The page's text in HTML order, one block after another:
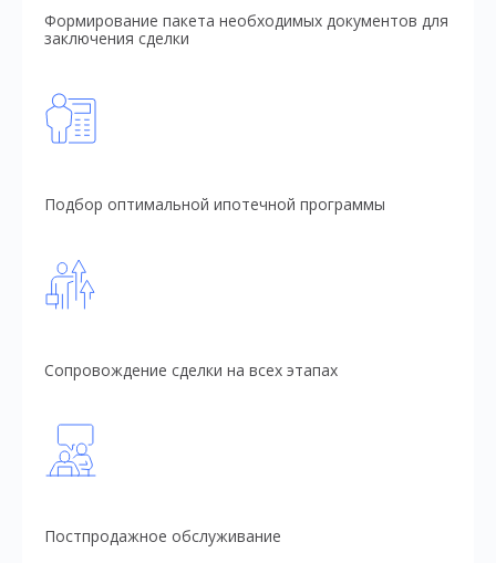
Формирование пакета необходимых документов для
заключения сделки
Подбор оптимальной ипотечной программы
Сопровождение сделки на всех этапах
Постпродажное обслуживание